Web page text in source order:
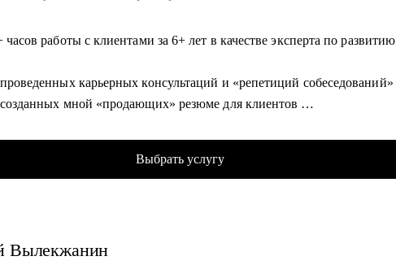
часов работы с клиентами за 6+ лет в качестве эксперта по развитию
карьерных консультаций и «репетиций собеседований»
мной «продающих» резюме для клиентов
федеральные и региональные компании
высшее (управление персоналом) и бизнес-образование
достигаю собственные карьерные цели в соответствии с личной
Выбрать услугу
Вылекжанин